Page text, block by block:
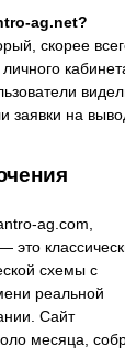
ag.net?
скорее
заявки на
ag.com,
это
схемы с
реальной
Сайт
месяца,